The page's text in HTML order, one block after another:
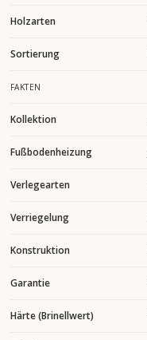
Holzarten
Sortierung
FAKTEN
Kollektion
Fußbodenheizung
Verlegearten
Verriegelung
Konstruktion
Garantie
Härte (Brinellwert)